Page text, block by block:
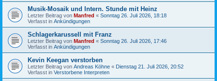
Musik-Mosaik und Intern. Stunde mit Heinz
Letzter Beitrag von Manfred « Sonntag 26. Juli 2026, 18:18
Verfasst in Ankündigungen
Schlagerkarussell mit Franz
Letzter Beitrag von Manfred « Sonntag 26. Juli 2026, 17:46
Verfasst in Ankündigungen
Kevin Keegan verstorben
Letzter Beitrag von Andreas Köhne « Dienstag 21. Juli 2026, 20:52
Verfasst in Verstorbene Interpreten